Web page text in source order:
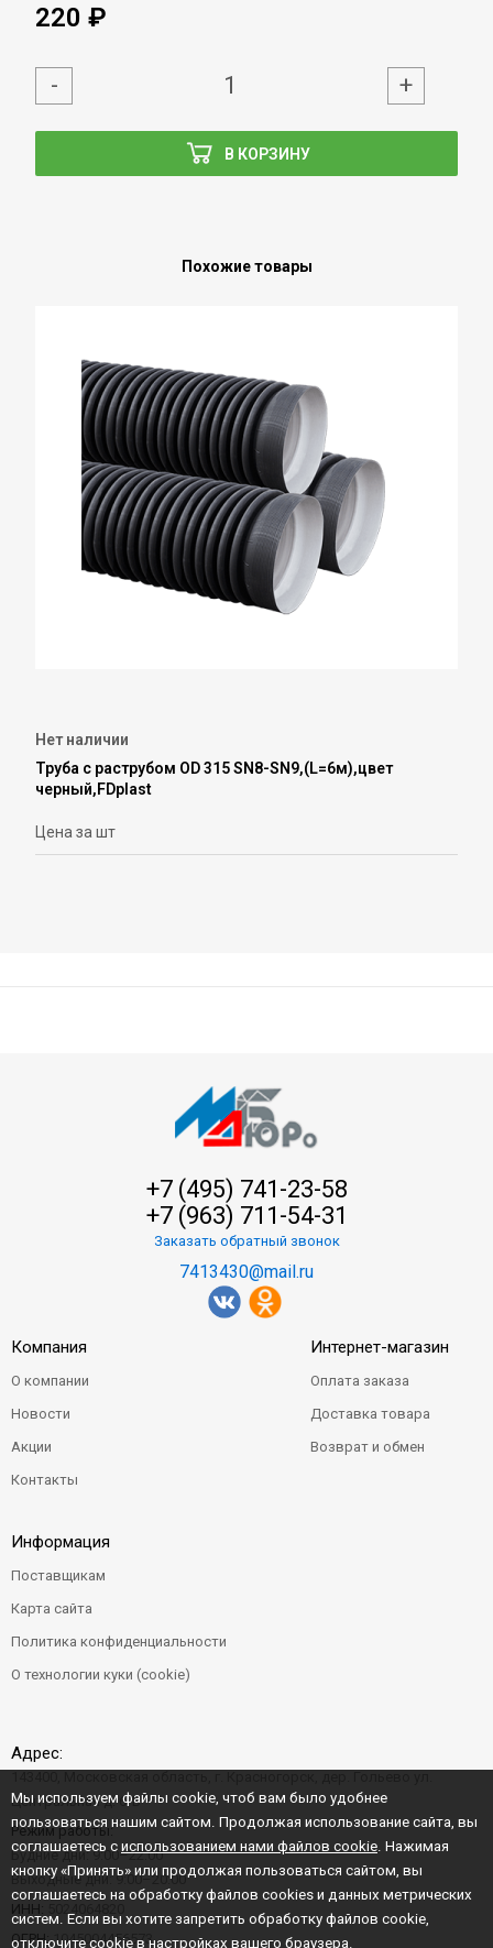
220 ₽
В КОРЗИНУ
- +
Похожие товары
Нет наличии
Труба с раструбом ОD 315 SN8-SN9,(L=6м),цвет
черный,FDplast
Цена за шт
+7 (495) 741-23-58
+7 (963) 711-54-31
Заказать обратный звонок
7413430@mail.ru
Компания
О компании
Новости
Акции
Контакты
Интернет-магазин
Оплата заказа
Доставка товара
Возврат и обмен
Информация
Поставщикам
Карта сайта
Политика конфиденциальности
О технологии куки (cookie)
Адрес:
Центральная д. 6"Б"
Режим работы:
Будние дни: 9:00–22:00
Выходные дни: 9:00–20:00
ИНН:
ОГРН:1045004456573
Мы используем файлы cookie, чтоб вам было удобнее
пользоваться нашим сайтом. Продолжая использование сайта, вы
соглашаетесь с использованием нами файлов cookie . Нажимая
кнопку «Принять» или продолжая пользоваться сайтом, вы
соглашаетесь на обработку файлов cookies и данных метрических
систем. Если вы хотите запретить обработку файлов cookie,
отключите cookie в настройках вашего браузера.